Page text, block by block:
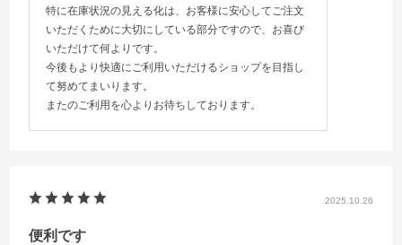
特に在庫状況の見える化は、お客様に安心してご注文
いただくために大切にしている部分ですので、お喜び
いただけて何よりです。
今後もより快適にご利用いただけるショップを目指し
て努めてまいります。
またのご利用を心よりお待ちしております。
2025.10.26
便利です